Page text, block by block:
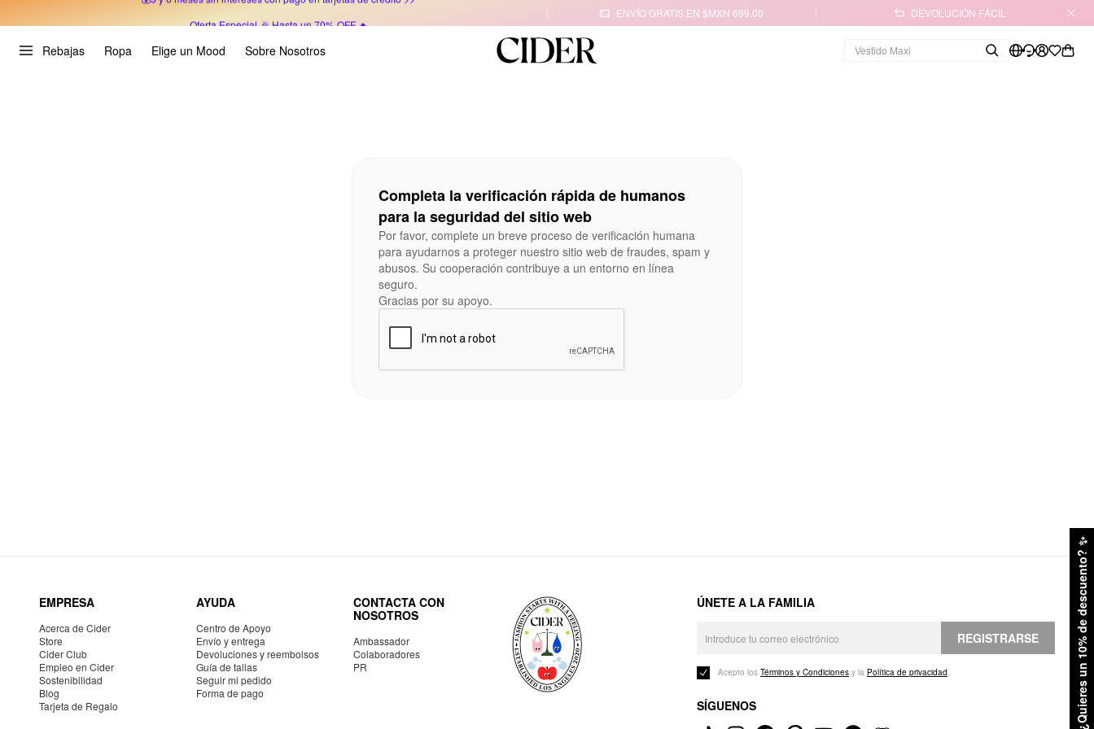
ENVÍO GRATIS EN $MXN 699.00 DEVOLUCIÓN FÁCIL
Rebajas Ropa Elige un Mood Sobre Nosotros
¿Quieres un 10% de descuento?
✨
Completa la verificación rápida de humanos
para la seguridad del sitio web
Por favor, complete un breve proceso de verificación humana
para ayudarnos a proteger nuestro sitio web de fraudes, spam y
abusos. Su cooperación contribuye a un entorno en línea
seguro.
Gracias por su apoyo.
EMPRESA
Acerca de Cider
Store
Cider Club
Empleo en Cider
Sostenibilidad
Blog
Tarjeta de Regalo
AYUDA
Centro de Apoyo
Envío y entrega
Devoluciones y reembolsos
Guía de tallas
Seguir mi pedido
Forma de pago
CONTACTA CON
NOSOTROS
Ambassador
Colaboradores
PR
ÚNETE A LA FAMILIA
REGISTRARSE
Acepto los Términos y Condiciones y la Política de privacidad.
SÍGUENOS